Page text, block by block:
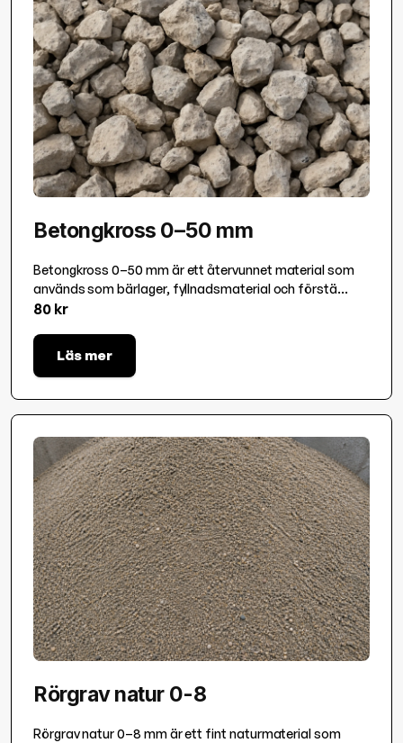
Betongkross 0–50 mm
Betongkross 0–50 mm är ett återvunnet material som
används som bärlager, fyllnadsmaterial och förstä...
80 kr
Läs mer
Rörgrav natur 0-8
Rörgrav natur 0–8 mm är ett fint naturmaterial som